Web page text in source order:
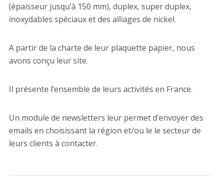
(épaisseur jusqu’à 150 mm), duplex, super duplex,
inoxydables spéciaux et des alliages de nickel.
A partir de la charte de leur plaquette papier, nous
avons conçu leur site.
Il présente l’ensemble de leurs activités en France.
Un module de newsletters leur permet d’envoyer des
emails en choisissant la région et/ou le le secteur de
leurs clients à contacter.